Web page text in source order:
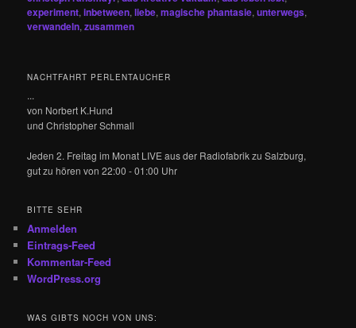
experiment,inbetween,liebe,magische phantasie,unterwegs,
verwandeln,zusammen
NACHTFAHRT PERLENTAUCHER
...
von Norbert K.Hund
und Christopher Schmall
Jeden 2. Freitag im Monat LIVE aus der Radiofabrik zu Salzburg,
gut zu hören von 22:00 - 01:00 Uhr
BITTE SEHR
Anmelden
Eintrags-Feed
Kommentar-Feed
WordPress.org
WAS GIBTS NOCH VON UNS: